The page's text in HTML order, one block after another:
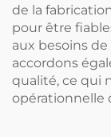
de la
pour être
aux besoins
accordons
qualité, ce qui
opérationnelle